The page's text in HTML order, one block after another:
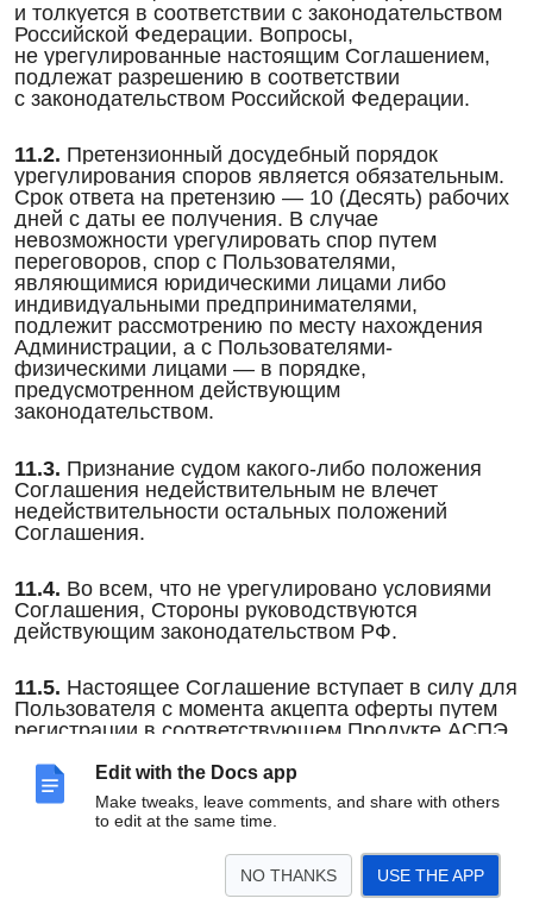
Edit with the Docs app
Make tweaks, leave comments, and share with others
to edit at the same time.
NO THANKS USE THE APP
и толкуется в соответствии с законодательством
Российской Федерации. Вопросы,
не урегулированные настоящим Соглашением,
подлежат разрешению в соответствии
с законодательством Российской Федерации.
11.2. Претензионный досудебный порядок
урегулирования споров является обязательным.
Срок ответа на претензию — 10 (Десять) рабочих
дней с даты ее получения. В случае
невозможности урегулировать спор путем
переговоров, спор с Пользователями,
являющимися юридическими лицами либо
индивидуальными предпринимателями,
подлежит рассмотрению по месту нахождения
Администрации, а с Пользователями-
физическими лицами — в порядке,
предусмотренном действующим
законодательством.
11.3. Признание судом какого-либо положения
Соглашения недействительным не влечет
недействительности остальных положений
Соглашения.
11.4. Во всем, что не урегулировано условиями
Соглашения, Стороны руководствуются
действующим законодательством РФ.
11.5. Настоящее Соглашение вступает в силу для
Пользователя с момента акцепта оферты путем
регистрации в соответствующем Продукте АСПЭ
Продукта АСПЭ (в зависимости от того, какое
из событий наступит ранее) и действует
до момента полного исполнения сторонами своих